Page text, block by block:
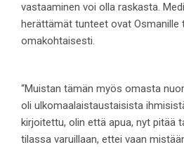
vastaaminen voi olla raskasta.
herättämät tunteet ovat Osmanille
omakohtaisesti.
“Muistan tämän myös omasta
oli ulkomaalaistaustaisista
kirjoitettu, olin että apua, nyt pitää
tilassa varuillaan, ettei vaan